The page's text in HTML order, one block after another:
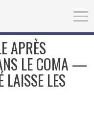
APRÈS
LE COMA —
LAISSE LES